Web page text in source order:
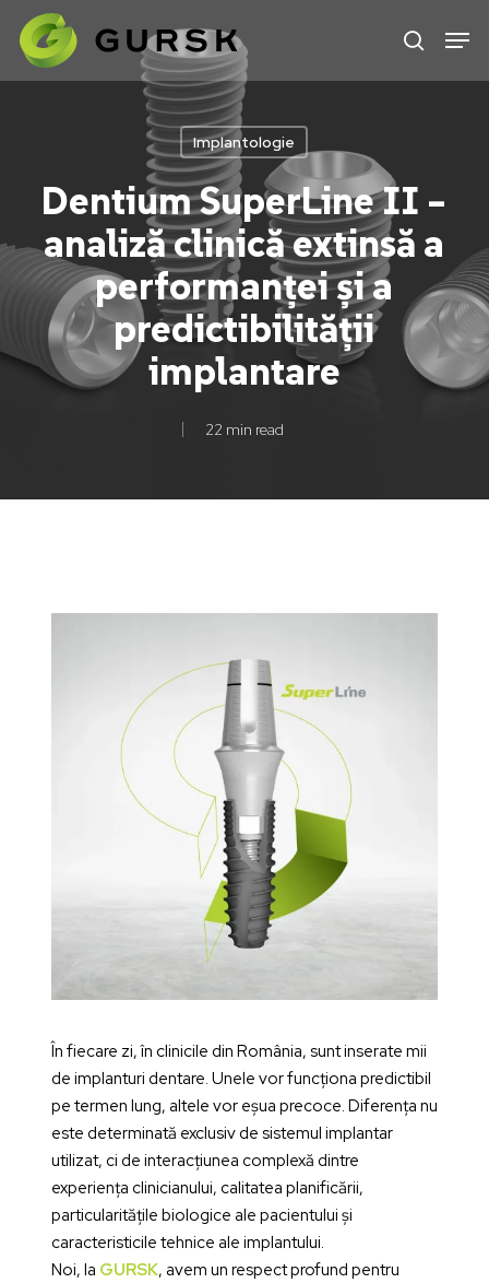
Implantologie
Dentium SuperLine II –
analiză clinică extinsă a
performanței și a
predictibilității
implantare
22 min read
În fiecare zi, în clinicile din România, sunt inserate mii
de implanturi dentare. Unele vor funcționa predictibil
pe termen lung, altele vor eșua precoce. Diferența nu
este determinată exclusiv de sistemul implantar
utilizat, ci de interacțiunea complexă dintre
experiența clinicianului, calitatea planificării,
particularitățile biologice ale pacientului și
caracteristicile tehnice ale implantului.
Noi, la GURSK, avem un respect profund pentru